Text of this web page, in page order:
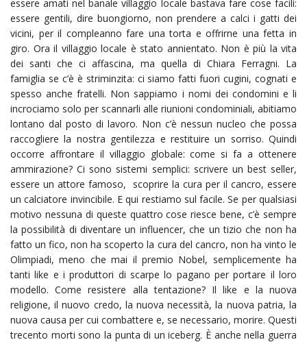
essere amati nel banale villaggio locale bastava fare cose facili:
essere gentili, dire buongiorno, non prendere a calci i gatti dei
vicini, per il compleanno fare una torta e offrirne una fetta in
giro. Ora il villaggio locale è stato annientato. Non è più la vita
dei santi che ci affascina, ma quella di Chiara Ferragni. La
famiglia se c’è è striminzita: ci siamo fatti fuori cugini, cognati e
spesso anche fratelli. Non sappiamo i nomi dei condomini e li
incrociamo solo per scannarli alle riunioni condominiali, abitiamo
lontano dal posto di lavoro. Non c’è nessun nucleo che possa
raccogliere la nostra gentilezza e restituire un sorriso. Quindi
occorre affrontare il villaggio globale: come si fa a ottenere
ammirazione? Ci sono sistemi semplici: scrivere un best seller,
essere un attore famoso, scoprire la cura per il cancro, essere
un calciatore invincibile. E qui restiamo sul facile. Se per qualsiasi
motivo nessuna di queste quattro cose riesce bene, c’è sempre
la possibilità di diventare un influencer, che un tizio che non ha
fatto un fico, non ha scoperto la cura del cancro, non ha vinto le
Olimpiadi, meno che mai il premio Nobel, semplicemente ha
tanti like e i produttori di scarpe lo pagano per portare il loro
modello. Come resistere alla tentazione? Il like e la nuova
religione, il nuovo credo, la nuova necessità, la nuova patria, la
nuova causa per cui combattere e, se necessario, morire. Questi
trecento morti sono la punta di un iceberg. È anche nella guerra